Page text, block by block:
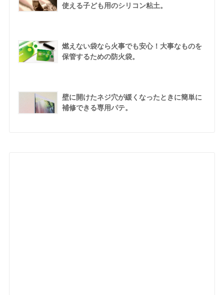
使える子ども用のシリコン粘土。
燃えない袋なら火事でも安心！大事なものを
保管するための防火袋。
壁に開けたネジ穴が緩くなったときに簡単に
補修できる専用パテ。